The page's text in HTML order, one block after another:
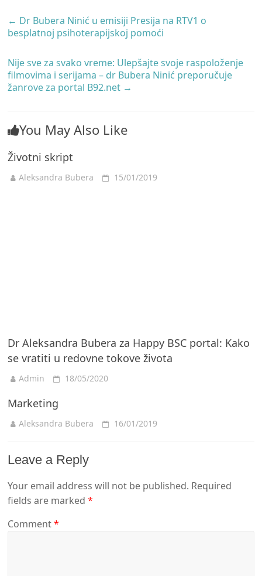
← Dr Bubera Ninić u emisiji Presija na RTV1 o
besplatnoj psihoterapijskoj pomoći
Nije sve za svako vreme: Ulepšajte svoje raspoloženje
filmovima i serijama – dr Bubera Ninić preporučuje
žanrove za portal B92.net →
You May Also Like
Životni skript
Aleksandra Bubera 15/01/2019
Dr Aleksandra Bubera za Happy BSC portal: Kako
se vratiti u redovne tokove života
Admin 18/05/2020
Marketing
Aleksandra Bubera 16/01/2019
Leave a Reply
Your email address will not be published. Required
fields are marked*
Comment*